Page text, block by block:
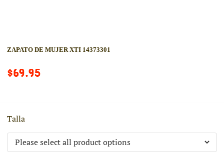
ZAPATO DE MUJER XTI 14373301
$69.95
Talla